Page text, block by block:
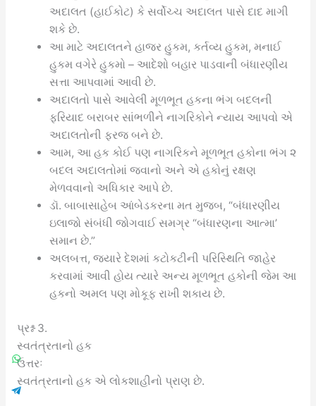
અદાલત (હાઈકોટ) કે સર્વોચ્ચ અદાલત પાસે દાદ માગી
શકે છે.
આ માટે અદાલતને હાજર હુકમ, કર્તવ્ય હુકમ, મનાઈ
હુકમ વગેરે હુકમો – આદેશો બહાર પાડવાની બંધારણીય
સત્તા આપવામાં આવી છે.
અદાલતો પાસે આવેલી મૂળભૂત હકના ભંગ બદલની
ફરિયાદ બરાબર સાંભળીને નાગરિકોને ન્યાય આપવો એ
અદાલતોની ફરજ બને છે.
આમ, આ હક કોઈ પણ નાગરિકને મૂળભૂત હકોના ભંગ ૨
બદલ અદાલતોમાં જવાનો અને એ હકોનું રક્ષણ
મેળવવાનો અધિકાર આપે છે.
ડૉ. બાબાસાહેબ આંબેડકરના મત મુજબ, “બંધારણીય
ઇલાજો સંબંધી જોગવાઈ સમગ્ર “બંધારણના આત્મા’
સમાન છે.”
અલબત્ત, જ્યારે દેશમાં કટોકટીની પરિસ્થિતિ જાહેર
કરવામાં આવી હોય ત્યારે અન્ય મૂળભૂત હકોની જેમ આ
હકનો અમલ પણ મોકૂફ રાખી શકાય છે.
પ્રશ્ન 3.
સ્વતંત્રતાનો હક
ઉત્તરઃ
સ્વતંત્રતાનો હક એ લોકશાહીનો પ્રાણ છે.